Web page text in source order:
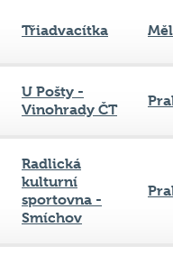
Třiadvacítka
U Pošty -
Vinohrady ČT
Radlická
kulturní
sportovna -
Smíchov